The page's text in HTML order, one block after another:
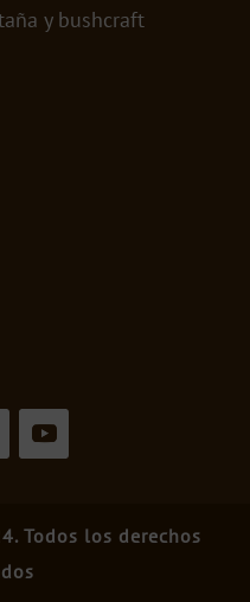
y bushcraft
Todos los derechos